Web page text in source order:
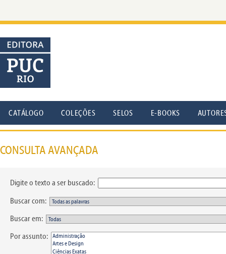
CATÁLOGO COLEÇÕES SELOS E-BOOKS
CONSULTA AVANÇADA
Digite o texto a ser buscado:
Buscar com:
Buscar em:
Por assunto: